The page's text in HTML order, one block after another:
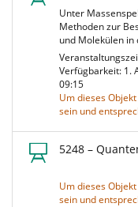
Unter
Methoden zur
und Molekülen
Verfügbarkeit: 1.
09:15
Um dieses
sein und
5248 –
Um dieses
sein und